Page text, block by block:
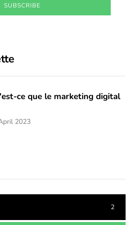
SUBSCRIBE
ce que le marketing digital
2023
2